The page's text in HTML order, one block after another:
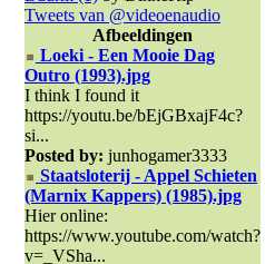
Tweets van @videoenaudio
Afbeeldingen
Loeki - Een Mooie Dag
Outro (1993).jpg
I think I found it
https://youtu.be/bEjGBxajF4c?
si...
Posted by: junhogamer3333
Staatsloterij - Appel Schieten
(Marnix Kappers) (1985).jpg
Hier online:
https://www.youtube.com/watch?
v=_VSha...